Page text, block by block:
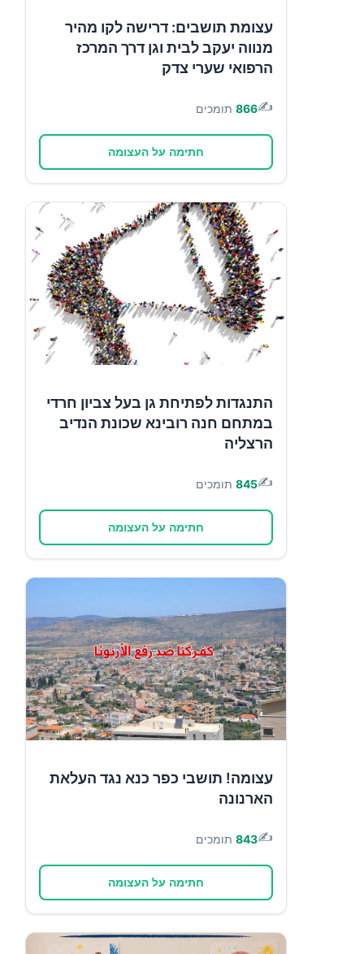
עצומת תושבים: דרישה לקו מהיר
מנווה יעקב לבית וגן דרך המרכז
הרפואי שערי צדק
✍️
866 תומכים
חתימה על העצומה
התנגדות לפתיחת גן בעל צביון חרדי
במתחם חנה רובינא שכונת הנדיב
הרצליה
✍️
845 תומכים
חתימה על העצומה
עצומה! תושבי כפר כנא נגד העלאת
הארנונה
✍️
843 תומכים
חתימה על העצומה